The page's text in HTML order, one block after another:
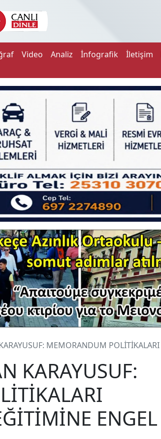
Video Analiz İnfografik İletişim
MEMORANDUM
KARAYUSUF:
ENGEL